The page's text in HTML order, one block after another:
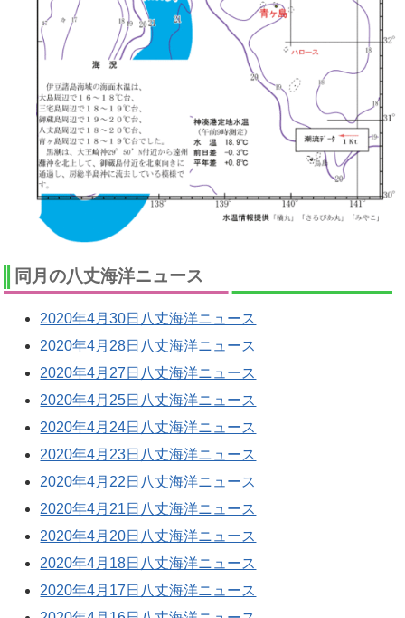
同月の八丈海洋ニュース
2020年4月30日八丈海洋ニュース
2020年4月28日八丈海洋ニュース
2020年4月27日八丈海洋ニュース
2020年4月25日八丈海洋ニュース
2020年4月24日八丈海洋ニュース
2020年4月23日八丈海洋ニュース
2020年4月22日八丈海洋ニュース
2020年4月21日八丈海洋ニュース
2020年4月20日八丈海洋ニュース
2020年4月18日八丈海洋ニュース
2020年4月17日八丈海洋ニュース